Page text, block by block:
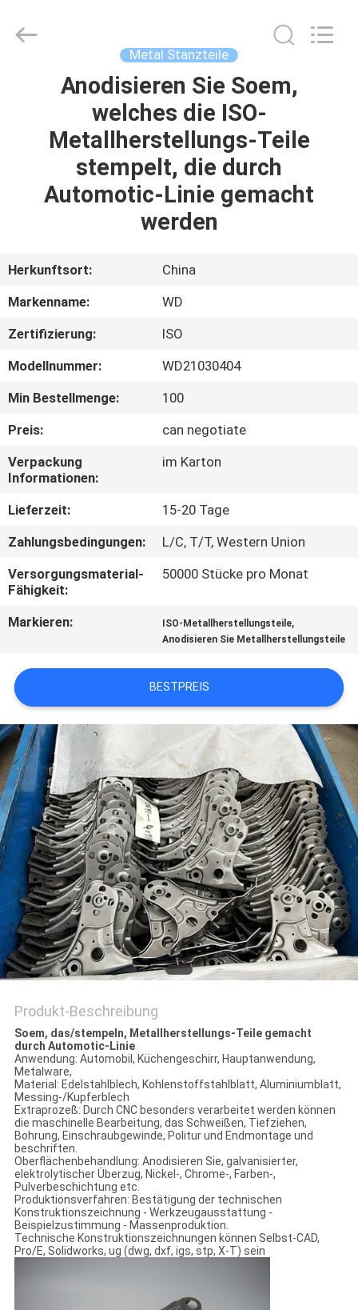
PRODUKTE
ÜBER
WERKSBESICHTIGUNG
KONTAKT
MIT
UNS
NACHRICHTEN
SITEMAP
PRIVACY
CO.,LTD.
Metal Stanzteile
Anodisieren Sie Soem,
welches die ISO-
Metallherstellungs-Teile
stempelt, die durch
Automotic-Linie gemacht
werden
Herkunftsort:
China
Markenname:
WD
Zertifizierung:
ISO
Modellnummer:
WD21030404
Min Bestellmenge:
100
Preis:
can negotiate
Verpackung
Informationen:
im Karton
Lieferzeit:
15-20 Tage
Zahlungsbedingungen:
L/C, T/T, Western Union
Versorgungsmaterial-
Fähigkeit:
50000 Stücke pro Monat
Markieren: ISO-Metallherstellungsteile,
Anodisieren Sie Metallherstellungsteile
BESTPREIS
Produkt-Beschreibung
Soem, das/stempeln, Metallherstellungs-Teile gemacht
durch Automotic-Linie
Anwendung: Automobil, Küchengeschirr, Hauptanwendung,
Metalware,
Material: Edelstahlblech, Kohlenstoffstahlblatt, Aluminiumblatt,
Messing-/Kupferblech
Extraprozeß: Durch CNC besonders verarbeitet werden können
die maschinelle Bearbeitung, das Schweißen, Tiefziehen,
Bohrung, Einschraubgewinde, Politur und Endmontage und
beschriften.
Oberflächenbehandlung: Anodisieren Sie, galvanisierter,
elektrolytischer Überzug, Nickel-, Chrome-, Farben-,
Pulverbeschichtung etc.
Produktionsverfahren: Bestätigung der technischen
Konstruktionszeichnung - Werkzeugausstattung -
Beispielzustimmung - Massenproduktion.
Technische Konstruktionszeichnungen können Selbst-CAD,
Pro/E, Solidworks, ug (dwg, dxf, igs, stp, X-T) sein